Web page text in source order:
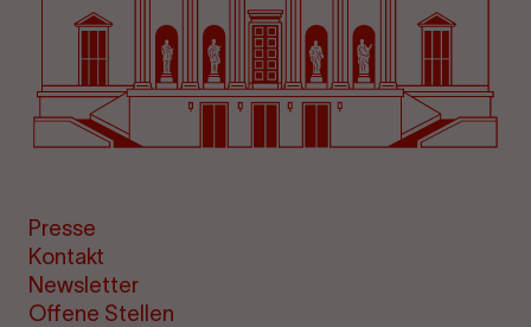
Presse
Kontakt
Newsletter
Offene Stellen